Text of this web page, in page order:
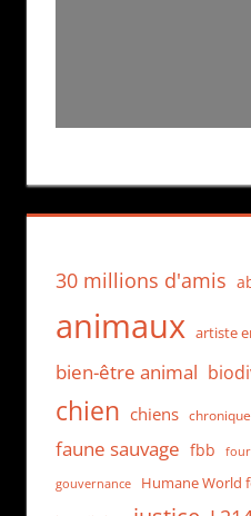
30 millions d'amis
animaux artiste
bien-être animal
chien chiens chronique
faune sauvage fbb
gouvernance Humane World